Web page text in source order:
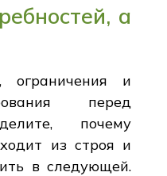
а
ограничения и
перед
почему
из строя и
в следующей.